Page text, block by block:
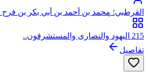
القرطبي؛ محمد بن أحمد بن أبي بكر بن فرح
الأندلسي، أبو عبد الله، القرطبي
215 اليهود والنصارى والمستشرقون..
تفاصيل